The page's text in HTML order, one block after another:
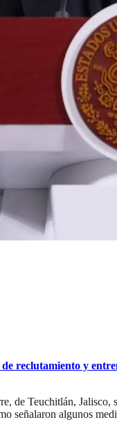
sí
reclutamiento y
de Teuchitlán,
señalaron algunos